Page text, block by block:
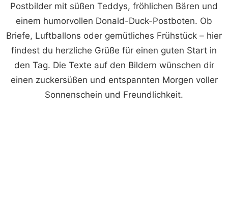
Postbilder mit süßen Teddys, fröhlichen Bären und
einem humorvollen Donald-Duck-Postboten. Ob
Briefe, Luftballons oder gemütliches Frühstück – hier
findest du herzliche Grüße für einen guten Start in
den Tag. Die Texte auf den Bildern wünschen dir
einen zuckersüßen und entspannten Morgen voller
Sonnenschein und Freundlichkeit.